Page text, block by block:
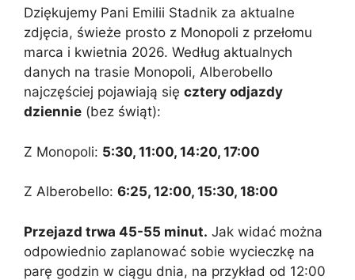
Dziękujemy Pani Emilii Stadnik za aktualne
zdjęcia, świeże prosto z Monopoli z przełomu
marca i kwietnia 2026. Według aktualnych
danych na trasie Monopoli, Alberobello
najczęściej pojawiają się cztery odjazdy
dziennie (bez świąt):
Z Monopoli: 5:30, 11:00, 14:20, 17:00
Z Alberobello: 6:25, 12:00, 15:30, 18:00
Przejazd trwa 45-55 minut. Jak widać można
odpowiednio zaplanować sobie wycieczkę na
parę godzin w ciągu dnia, na przykład od 12:00